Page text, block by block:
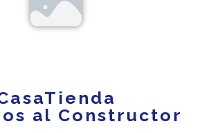
al Constructor